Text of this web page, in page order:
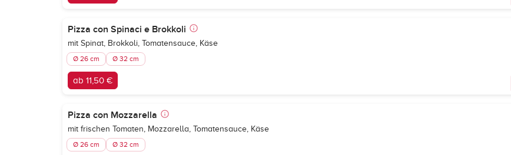
Pizza con Spinaci e Brokkoli
mit Spinat, Brokkoli, Tomatensauce, Käse
Ø 26 cm Ø 32 cm
ab 11,50 €
Pizza con Mozzarella
mit frischen Tomaten, Mozzarella, Tomatensauce, Käse
Ø 26 cm Ø 32 cm